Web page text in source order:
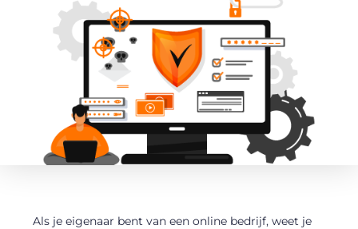
Als je eigenaar bent van een online bedrijf, weet je